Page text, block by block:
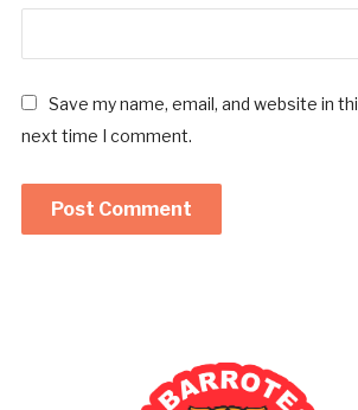
Save my name, email, and website in
next time I comment.